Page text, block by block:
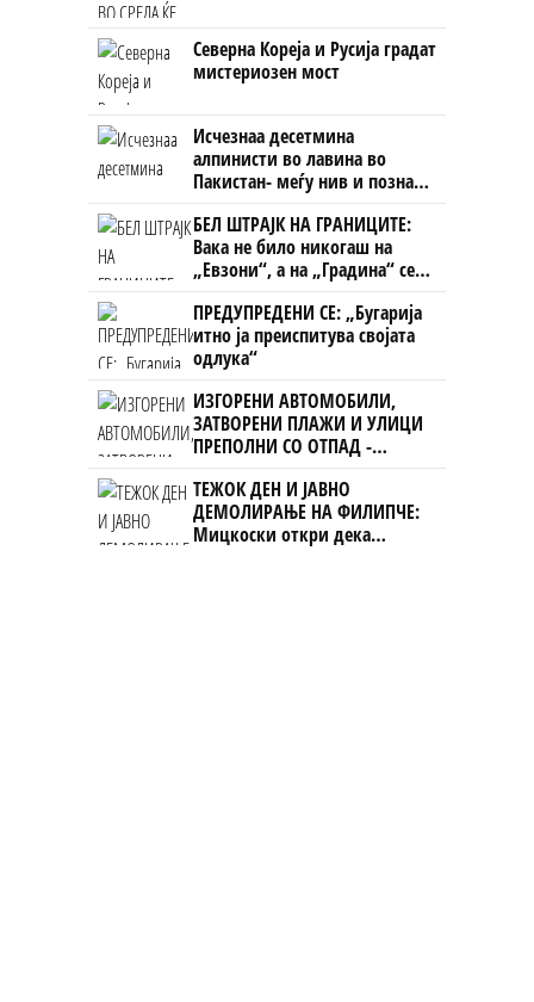
Северна Кореја и Русија градат
мистериозен мост
Исчезнаа десетмина
алпинисти во лавина во
Пакистан- меѓу нив и познат
Непалец
БЕЛ ШТРАЈК НА ГРАНИЦИТЕ:
Вака не било никогаш на
„Евзони“, а на „Градина“ се
чека и пет часа
ПРЕДУПРЕДЕНИ СЕ: „Бугарија
итно ја преиспитува својата
одлука“
ИЗГОРЕНИ АВТОМОБИЛИ,
ЗАТВОРЕНИ ПЛАЖИ И УЛИЦИ
ПРЕПОЛНИ СО ОТПАД -
Фнидек во хаос по
мигрантскиот бран кон Сеута
ТЕЖОК ДЕН И ЈАВНО
ДЕМОЛИРАЊЕ НА ФИЛИПЧЕ:
Мицкоски откри дека